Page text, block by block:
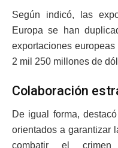
Según indicó, las
Europa se han
exportaciones
2 mil 250 millones de
Colaboración
De igual forma,
orientados a garantizar
combatir el crimen